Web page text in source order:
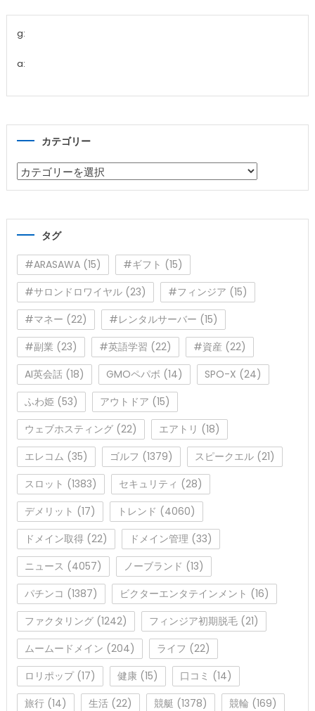
g:
a:
カテゴリー
カ
テ
タグ
#ARASAWA(15) #ギフト (15)
#サロンドロワイヤル(23) #フィンジア (15)
#マネー (22) #レンタルサーバー (15)
#副業 (23) #英語学習 (22) #資産 (22)
AI英会話(18) GMOペパボ (14) SPO-X (24)
ふわ姫 (53) アウトドア (15)
ウェブホスティング(22) エアトリ (18)
エレコム (35) ゴルフ (1379) スピークエル(21)
スロット (1383) セキュリティ (28)
デメリット (17) トレンド (4060)
ドメイン取得(22) ドメイン管理 (33)
ニュース (4057) ノーブランド (13)
パチンコ (1387) ビクターエンタテインメント (16)
ファクタリング(1242) フィンジア初期脱毛(21)
ムームードメイン (204) ライフ (22)
ロリポップ(17) 健康(15) 口コミ (14)
旅行(14) 生活(22) 競艇 (1378) 競輪 (169)